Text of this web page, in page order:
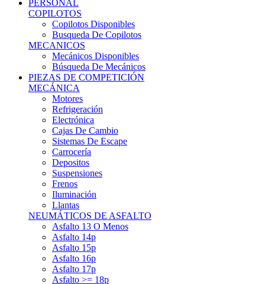
PERSONAL
COPILOTOS
Copilotos Disponibles
Busqueda De Copilotos
MECANICOS
Mecánicos Disponibles
Búsqueda De Mecánicos
PIEZAS DE COMPETICIÓN
MECÁNICA
Motores
Refrigeración
Electrónica
Cajas De Cambio
Sistemas De Escape
Carrocería
Depositos
Suspensiones
Frenos
Iluminación
Llantas
NEUMÁTICOS DE ASFALTO
Asfalto 13 O Menos
Asfalto 14p
Asfalto 15p
Asfalto 16p
Asfalto 17p
Asfalto >= 18p